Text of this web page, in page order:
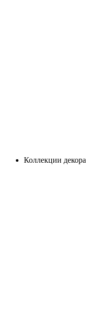
Коллекции декора